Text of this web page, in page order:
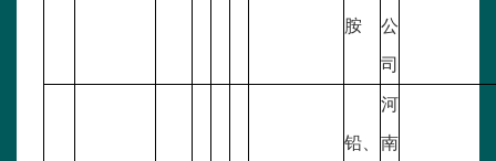
胺
公
司
铅、
河
南